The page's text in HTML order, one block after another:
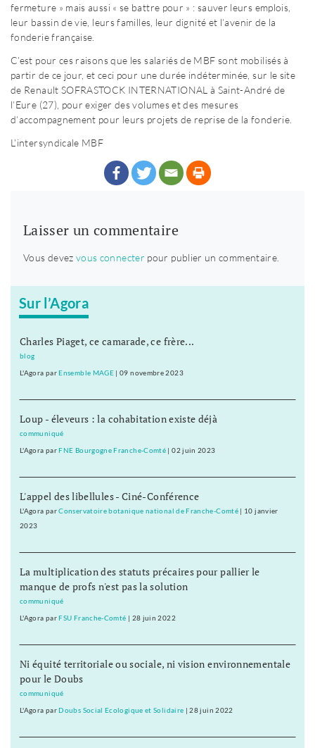
fermeture » mais aussi « se battre pour » : sauver leurs emplois,
leur bassin de vie, leurs familles, leur dignité et l’avenir de la
fonderie française.
C’est pour ces raisons que les salariés de MBF sont mobilisés à
partir de ce jour, et ceci pour une durée indéterminée, sur le site
de Renault SOFRASTOCK INTERNATIONAL à Saint-André de
l’Eure (27), pour exiger des volumes et des mesures
d’accompagnement pour leurs projets de reprise de la fonderie.
L’intersyndicale MBF
Laisser un commentaire
Vous devez vous connecter pour publier un commentaire.
Sur l’Agora
Charles Piaget, ce camarade, ce frère...
blog
L'Agora parEnsemble MAGE |09 novembre 2023
Loup - éleveurs : la cohabitation existe déjà
communiqué
L'Agora parFNE Bourgogne Franche-Comté |02 juin 2023
L'appel des libellules - Ciné-Conférence
L'Agora parConservatoire botanique national de Franche-Comté| 10 janvier
2023
La multiplication des statuts précaires pour pallier le
manque de profs n'est pas la solution
communiqué
L'Agora parFSU Franche-Comté | 28 juin 2022
Ni équité territoriale ou sociale, ni vision environnementale
pour le Doubs
communiqué
L'Agora parDoubs Social Ecologique et Solidaire |28 juin 2022